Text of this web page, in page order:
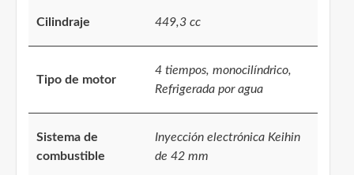
Cilindraje 449,3 cc
Tipo de motor
4 tiempos, monocilíndrico,
Refrigerada por agua
Sistema de
combustible
Inyección electrónica Keihin
de 42 mm